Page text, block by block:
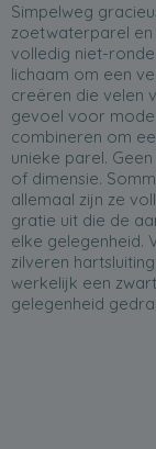
Simpelweg
zoetwaterparel en
volledig niet-
lichaam om een
creëren die velen
gevoel voor
combineren om
unieke parel.
of dimensie.
allemaal zijn ze
gratie uit die de
elke gelegenheid.
zilveren
werkelijk een
gelegenheid